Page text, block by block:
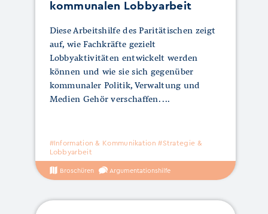
kommunalen Lobbyarbeit
Diese Arbeitshilfe des Paritätischen zeigt
auf, wie Fachkräfte gezielt
Lobbyaktivitäten entwickelt werden
können und wie sie sich gegenüber
kommunaler Politik, Verwaltung und
Medien Gehör verschaffen.
#Information & Kommunikation #Strategie &
Lobbyarbeit
Broschüren Argumentationshilfe